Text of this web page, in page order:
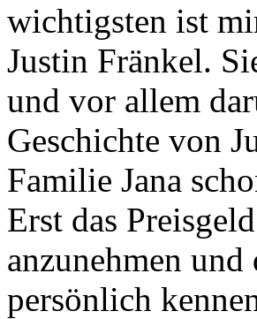
wichtigsten ist
Justin Fränkel.
und vor allem
Geschichte von
Familie Jana
Erst das
anzunehmen
persönlich